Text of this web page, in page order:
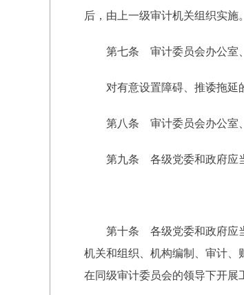
后，由上一级审计机关组织实施
第七条 审计委员会办公室、
对有意设置障碍、推诿拖延的
第八条 审计委员会办公室、
第九条 各级党委和政府应当
第十条 各级党委和政府应当
机关和组织、机构编制、审计、
在同级审计委员会的领导下开展